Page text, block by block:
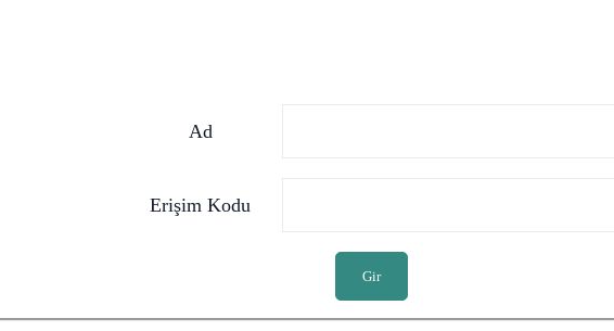
Ad
Erişim Kodu
Gir